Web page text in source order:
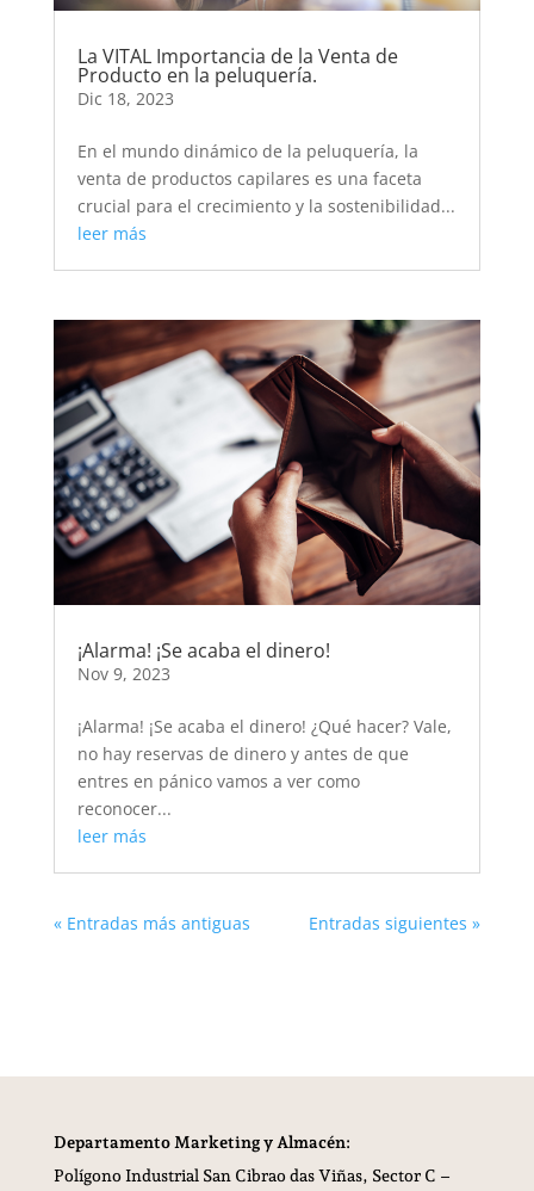
La VITAL Importancia de la Venta de
Producto en la peluquería.
Dic 18, 2023
En el mundo dinámico de la peluquería, la
venta de productos capilares es una faceta
crucial para el crecimiento y la sostenibilidad...
leer más
¡Alarma! ¡Se acaba el dinero!
Nov 9, 2023
¡Alarma! ¡Se acaba el dinero! ¿Qué hacer? Vale,
no hay reservas de dinero y antes de que
entres en pánico vamos a ver como
reconocer...
leer más
« Entradas más antiguas Entradas siguientes »
Departamento Marketing y Almacén:
Polígono Industrial San Cibrao das Viñas, Sector C –